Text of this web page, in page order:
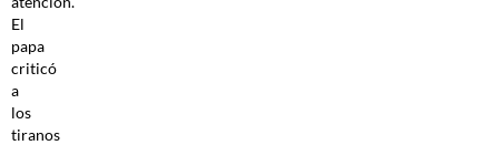
El
papa
criticó
a
los
tiranos